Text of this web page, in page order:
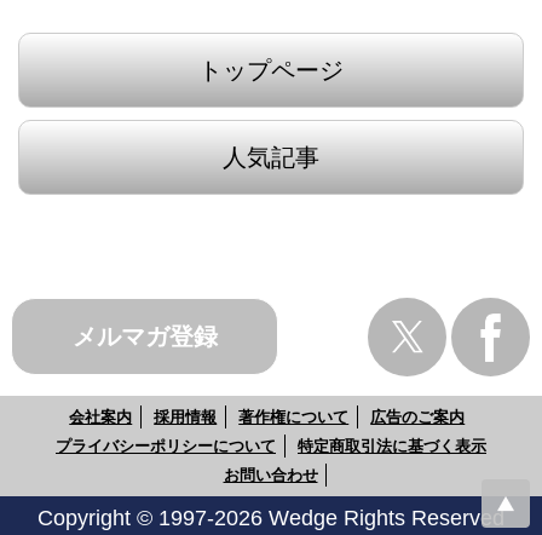
トップページ
人気記事
メルマガ登録
会社案内 採用情報 著作権について
広告のご案内
プライバシーポリシーについて
特定商取引法に基づく表示
お問い合わせ
Copyright © 1997-2026 Wedge Rights Reserved